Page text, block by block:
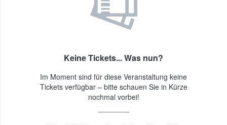
Keine Tickets... Was nun?
Im Moment sind für diese Veranstaltung keine
Tickets verfügbar – bitte schauen Sie in Kürze
nochmal vorbei!